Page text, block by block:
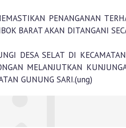
PENANGANAN
BARAT AKAN DITANGANI
DESA SELAT DI
MELANJUTKAN
GUNUNG SARI.(ung)